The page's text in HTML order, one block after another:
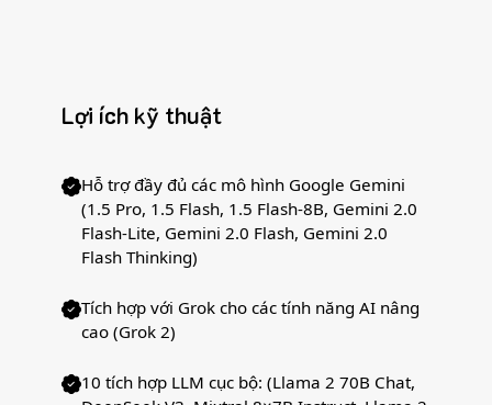
Lợi ích kỹ thuật
Hỗ trợ đầy đủ các mô hình Google Gemini
(1.5 Pro, 1.5 Flash, 1.5 Flash-8B, Gemini 2.0
Flash-Lite, Gemini 2.0 Flash, Gemini 2.0
Flash Thinking)
Tích hợp với Grok cho các tính năng AI nâng
cao (Grok 2)
10 tích hợp LLM cục bộ: (Llama 2 70B Chat,